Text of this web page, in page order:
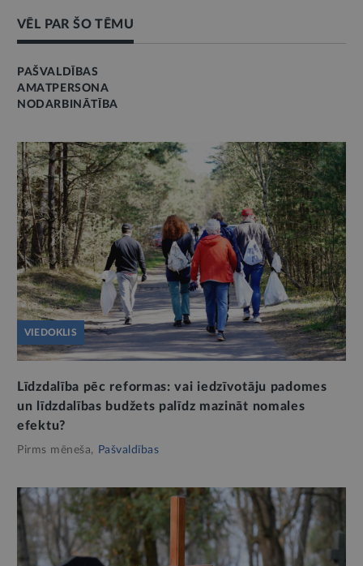
VĒL PAR ŠO TĒMU
PAŠVALDĪBAS
AMATPERSONA
NODARBINĀTĪBA
VIEDOKLIS
Līdzdalība pēc reformas: vai iedzīvotāju padomes
un līdzdalības budžets palīdz mazināt nomales
efektu?
Pirms mēneša, Pašvaldības